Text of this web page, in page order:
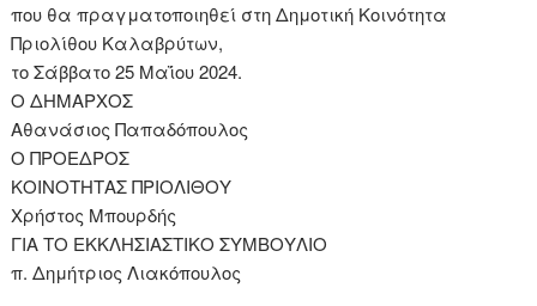
που θα πραγματοποιηθεί στη Δημοτική Κοινότητα
Πριολίθου Καλαβρύτων,
το Σάββατο 25 Μαΐου 2024.
Ο ΔΗΜΑΡΧΟΣ
Αθανάσιος Παπαδόπουλος
Ο ΠΡΟΕΔΡΟΣ
ΚΟΙΝΟΤΗΤΑΣ ΠΡΙΟΛΙΘΟΥ
Χρήστος Μπουρδής
ΓΙΑ ΤΟ ΕΚΚΛΗΣΙΑΣΤΙΚΟ ΣΥΜΒΟΥΛΙΟ
π. Δημήτριος Λιακόπουλος